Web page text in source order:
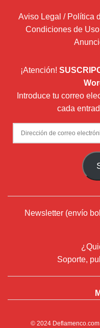
Aviso Legal / Política
Condiciones de
¡Atención!
Introduce tu correo
cada
Dirección
de
Newsletter (envío
Soporte,
© 2024 Deflamenco.com